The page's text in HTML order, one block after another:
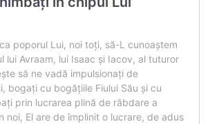
poporul Lui, noi toţi, să-L cunoaştem
lui Avraam, lui Isaac şi Iacov, al tuturor
să ne vadă impulsionaţi de
bogaţi cu bogăţiile Fiului Său şi cu
prin lucrarea plină de răbdare a
noi, El are de împlinit o lucrare, de adus